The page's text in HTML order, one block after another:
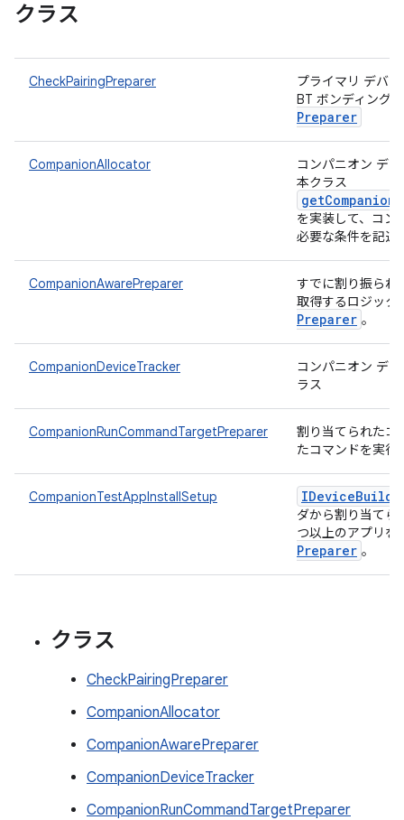
クラス
CheckPairingPreparer
プライマリ デバ
BT ボンディング
Preparer
CompanionAllocator
コンパニオン デ
本クラス
を実装して、コン
必要な条件を記述
CompanionAwarePreparer
すでに割り振られ
取得するロジッ
Preparer 。
CompanionDeviceTracker
コンパニオン デ
ラス
CompanionRunCommandTargetPreparer
割り当てられたコ
たコマンドを実行
CompanionTestAppInstallSetup IDeviceBuild
ダから割り当てら
つ以上のアプリ
Preparer 。
クラス
CheckPairingPreparer
CompanionAllocator
CompanionAwarePreparer
CompanionDeviceTracker
CompanionRunCommandTargetPreparer